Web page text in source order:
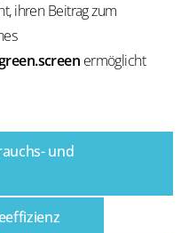
ihren Beitrag zum
ermöglicht
und